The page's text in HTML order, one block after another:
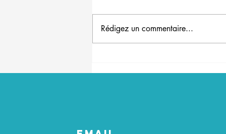
Canicule
Rédigez un commentaire...